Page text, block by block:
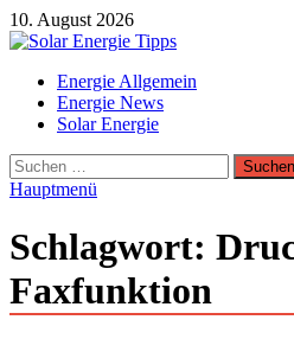
Zum
Inhalt
10. August 2026
Solar Energie Tipps
Solar Energie und Photovoltaik
Energie Allgemein
Energie News
Solar Energie
Suchen
nach:
Hauptmenü
Schlagwort:
Faxfunktion